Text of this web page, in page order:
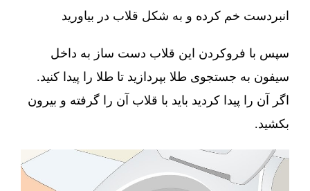
انبردست خم کرده و به شکل قلاب در بیاورید
سپس با فروکردن این قلاب دست ساز به داخل
سیفون به جستجوی طلا بپردازید تا طلا را پیدا کنید.
اگر آن را پیدا کردید باید با قلاب آن را گرفته و بیرون
بکشید.